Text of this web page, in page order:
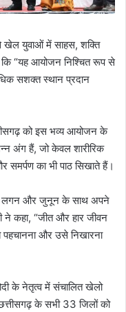
खेल युवाओं में साहस, शक्ति
“यह आयोजन निश्चित रूप से
सशक्त स्थान प्रदान
को इस भव्य आयोजन के
अंग हैं, जो केवल शारीरिक
समर्पण का भी पाठ सिखाते हैं।
लगन और जुनून के साथ अपने
ने कहा, “जीत और हार जीवन
पहचानना और उसे निखारना
के नेतृत्व में संचालित खेलो
छत्तीसगढ़ के सभी 33 जिलों को